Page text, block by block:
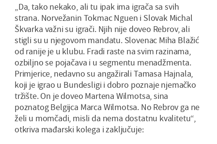
„Da, tako nekako, ali tu ipak ima igrača sa svih
strana. Norvežanin Tokmac Nguen i Slovak Michal
Škvarka važni su igrači. Njih nije doveo Rebrov, ali
stigli su u njegovom mandatu. Slovenac Miha Blažić
od ranije je u klubu. Fradi raste na svim razinama,
ozbiljno se pojačava i u segmentu menadžmenta.
Primjerice, nedavno su angažirali Tamasa Hajnala,
koji je igrao u Bundesligi i dobro poznaje njemačko
tržište. On je doveo Martena Wilmotsa, sina
poznatog Belgijca Marca Wilmotsa. No Rebrov ga ne
želi u momčadi, misli da nema dostatnu kvalitetu“,
otkriva mađarski kolega i zaključuje: